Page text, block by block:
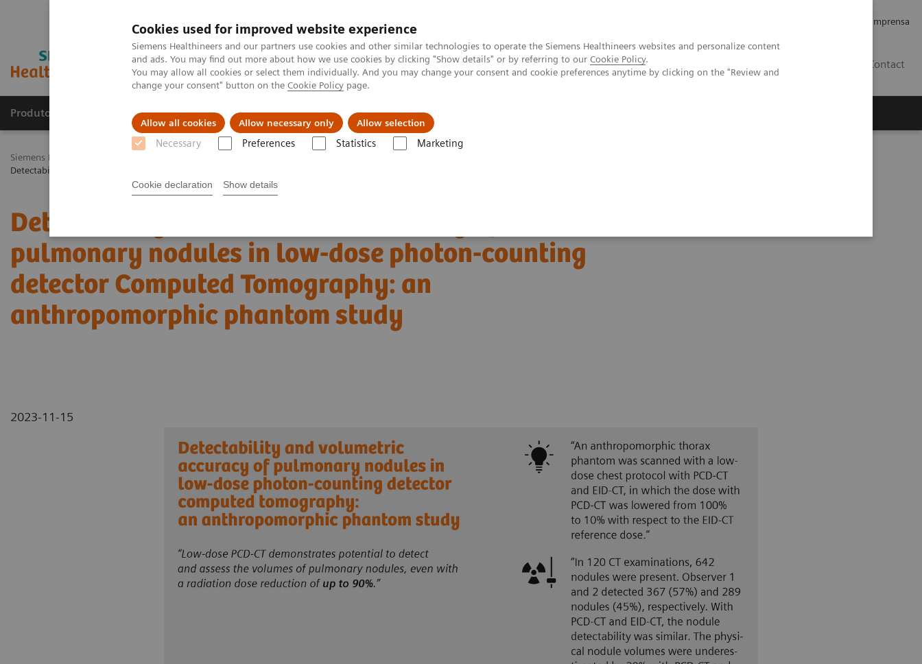
Cookies used for improved website experience
Siemens Healthineers and our partners use cookies and other similar technologies to operate the Siemens Healthineers websites and personalize content
and ads. You may find out more about how we use cookies by clicking "Show details" or by referring to our Cookie Policy.
You may allow all cookies or select them individually. And you may change your consent and cookie preferences anytime by clicking on the "Review and
change your consent" button on the Cookie Policy page.
Allow all cookies Allow necessary only Allow selection
Necessary Preferences Statistics Marketing
Cookie declaration Show details
Imprensa
Contact
Produtos e serviços Especialidades Clínicas e Patologias Serviços de pós-venda
Siemens Healthineers Brasil
Detectability and volumetric accuracy of pulmonary nodules in low-dose photon-counting detector Computed Tomography: an anthropomorphic phantom study
Detectability and volumetric accuracy of
pulmonary nodules in low-dose photon-counting
detector Computed Tomography: an
anthropomorphic phantom study
2023-11-15